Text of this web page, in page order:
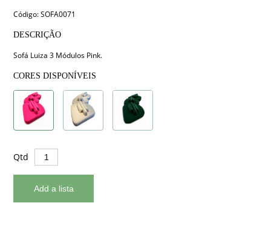
Código: SOFA0071
DESCRIÇÃO
Sofá Luiza 3 Módulos Pink.
CORES DISPONÍVEIS
Qtd